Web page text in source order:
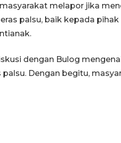
melapor jika
palsu, baik kepada
dengan Bulog
Dengan begitu,